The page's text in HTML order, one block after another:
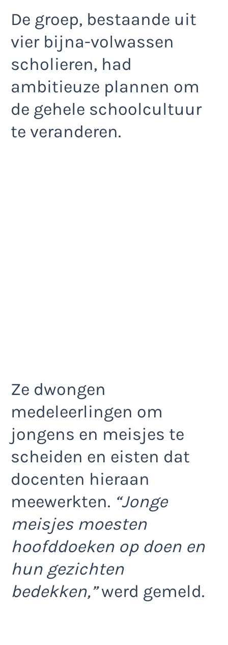
De groep, bestaande uit
vier bijna-volwassen
scholieren, had
ambitieuze plannen om
de gehele schoolcultuur
te veranderen.
Ze dwongen
medeleerlingen om
jongens en meisjes te
scheiden en eisten dat
docenten hieraan
meewerkten. “Jonge
meisjes moesten
hoofddoeken op doen en
hun gezichten
bedekken,”werd gemeld.